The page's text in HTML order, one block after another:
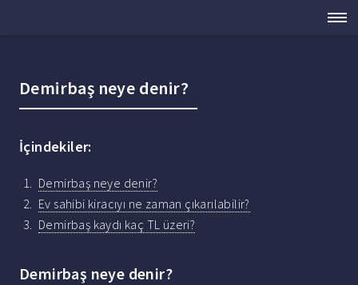
Demirbaş neye denir?
İçindekiler:
Demirbaş neye denir?
Ev sahibi kiracıyı ne zaman çıkarılabilir?
Demirbaş kaydı kaç TL üzeri?
Demirbaş neye denir?